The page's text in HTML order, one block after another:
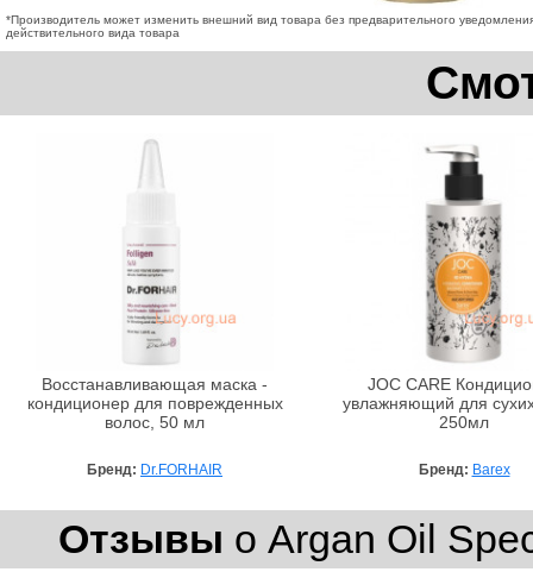
*Производитель может изменить внешний вид товара без предварительного
действительного вида товара
Восстанавливающая маска -
кондиционер для поврежденных
волос, 50 мл
Бренд: Dr.FORHAIR
JOC CARE
увлажняющий для
250мл
Бренд: Barex
Отзывы о Argan Oil